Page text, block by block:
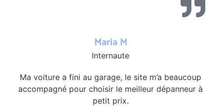
Maria M
Internaute
Ma voiture a fini au garage, le site m’a beaucoup
accompagné pour choisir le meilleur dépanneur à
petit prix.